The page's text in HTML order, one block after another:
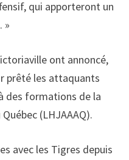
qui apporteront un
»
ont annoncé,
prêté les attaquants
des formations de la
(LHJAAAQ).
avec les Tigres depuis